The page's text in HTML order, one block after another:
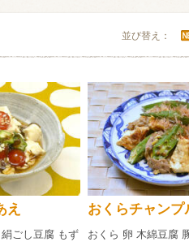
魚介類
豆腐・豆類
その他
ハイボール（ウイスキー）
並び替え：
え
ごし豆腐 もず
おくらチャンプ
おくら 卵 木綿豆腐